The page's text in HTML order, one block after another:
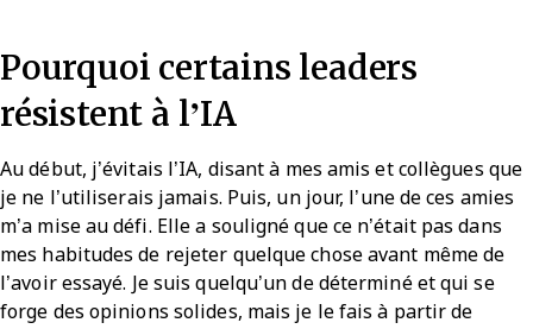
Pourquoi certains leaders
résistent à l’IA
Au début, j’évitais l’IA, disant à mes amis et collègues que
je ne l’utiliserais jamais. Puis, un jour, l’une de ces amies
m’a mise au défi. Elle a souligné que ce n’était pas dans
mes habitudes de rejeter quelque chose avant même de
l’avoir essayé. Je suis quelqu’un de déterminé et qui se
forge des opinions solides, mais je le fais à partir de